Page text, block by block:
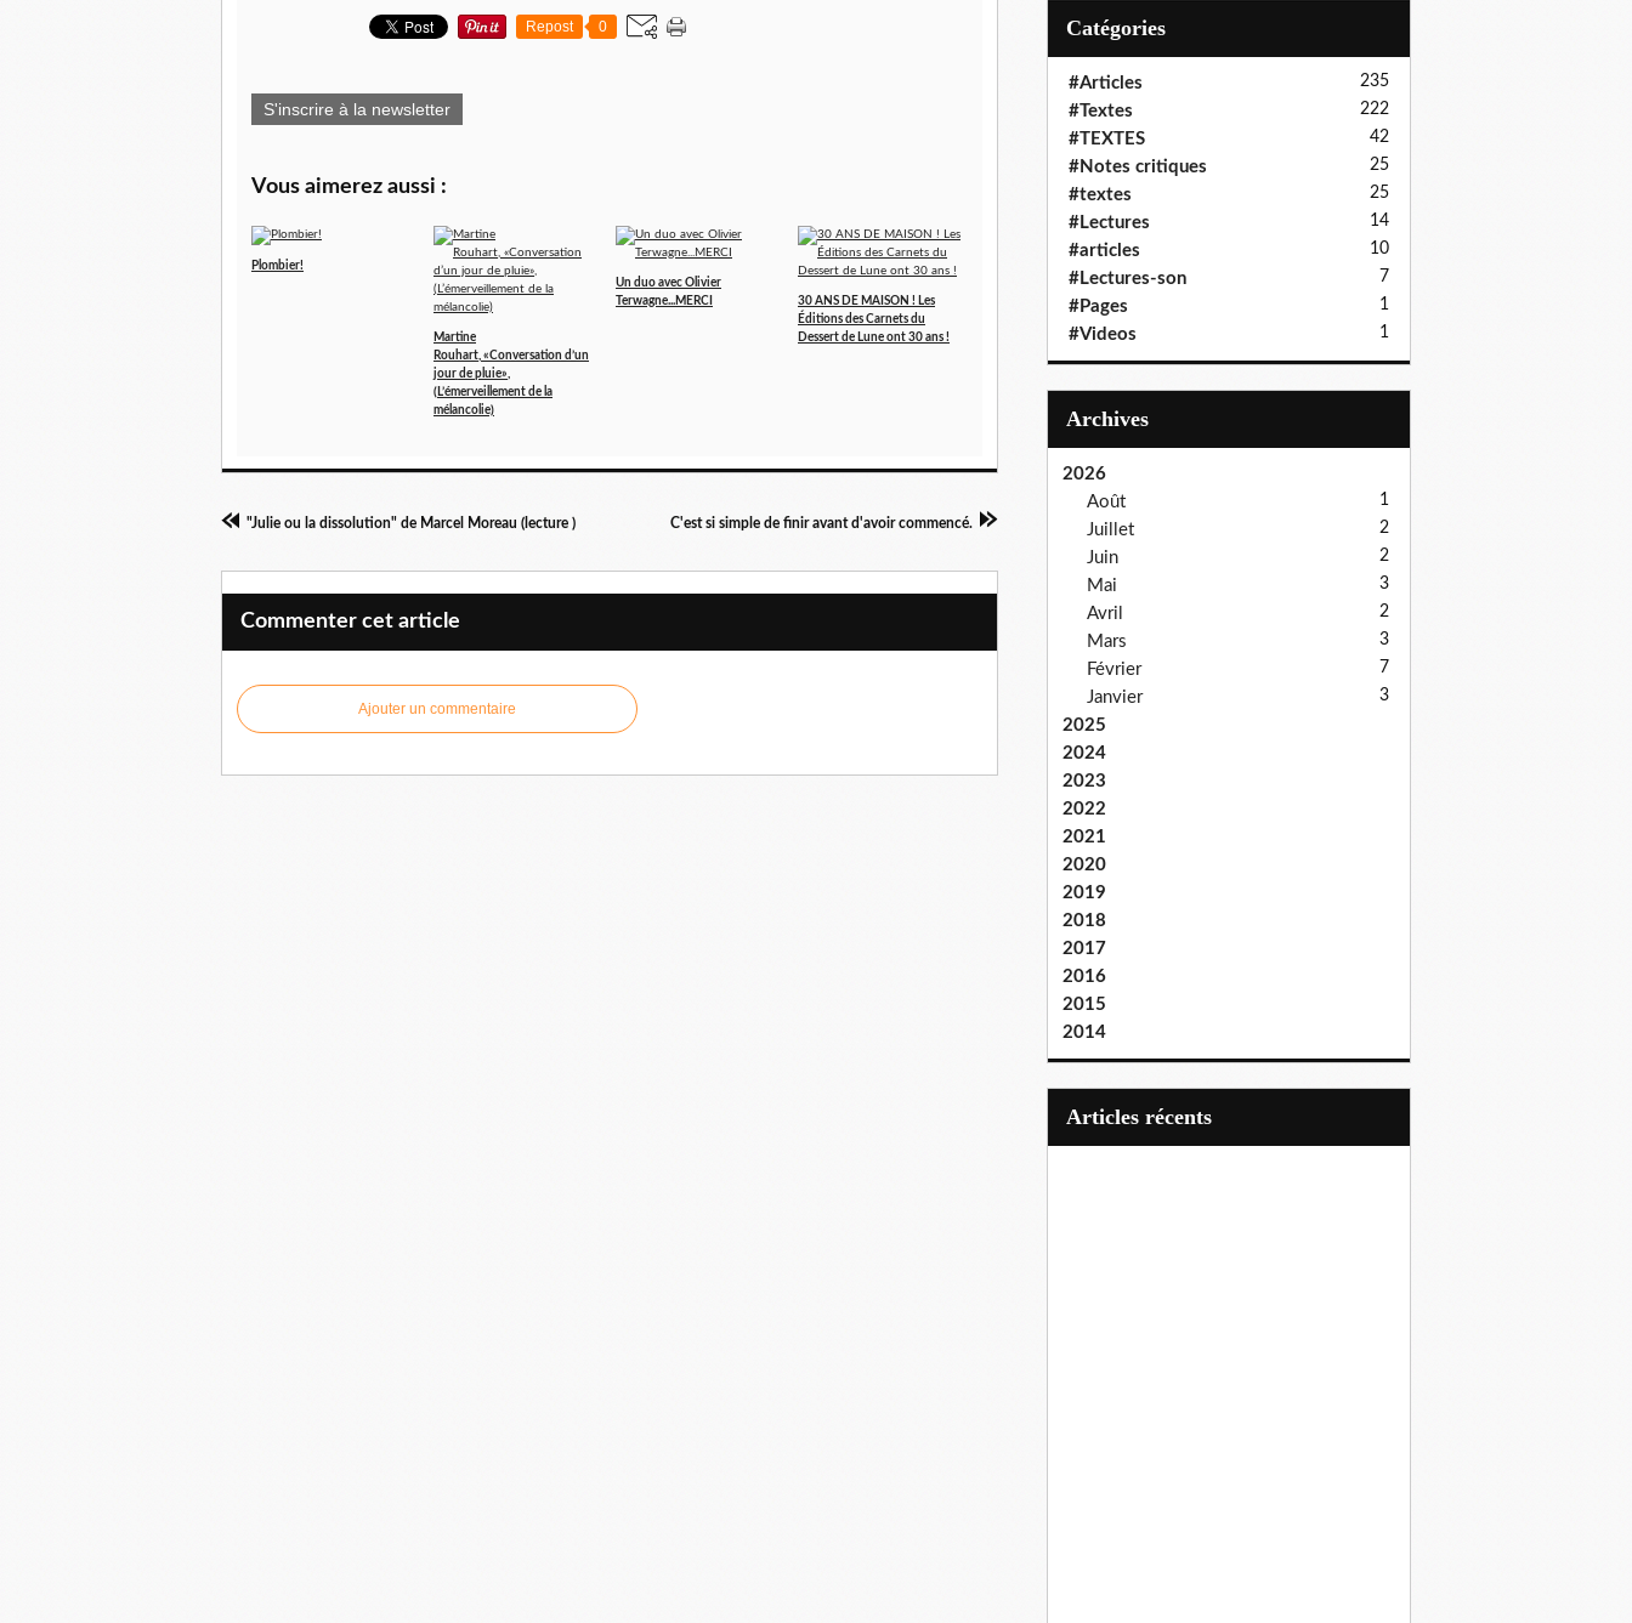
Repost 0
S'inscrire à la newsletter
Vous aimerez aussi :
Plombier!
Martine
Rouhart, «Conversation d’un
jour de pluie»,
(L’émerveillement de la
mélancolie)
Un duo avec Olivier
Terwagne...MERCI
30 ANS DE MAISON ! Les
Éditions des Carnets du
Dessert de Lune ont 30 ans !
"Julie ou la dissolution" de Marcel Moreau (lecture ) C'est si simple de finir avant d'avoir commencé.
Commenter cet article
Ajouter un commentaire
Catégories
#Articles 235
#Textes 222
#TEXTES 42
#Notes critiques 25
#textes 25
#Lectures 14
#articles 10
#Lectures-son 7
#Pages 1
#Videos 1
Archives
2026
Août
1
Juillet 2
Juin 2
Mai 3
Avril 2
Mars 3
Février 7
Janvier 3
2025
2024
2023
2022
2021
2020
2019
2018
2017
2016
2015
2014
articles récents